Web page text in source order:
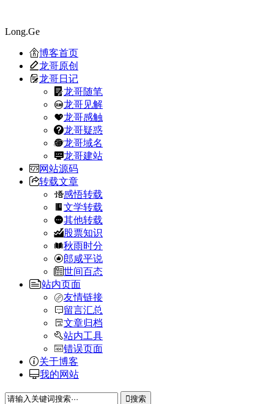
Long.Ge
博客首页
龙哥原创
龙哥日记
龙哥随笔
龙哥见解
龙哥感触
龙哥疑惑
龙哥域名
龙哥建站
网站源码
转载文章
感悟转载
文学转载
其他转载
股票知识
秋雨时分
郎咸平说
世间百态
站内页面
友情链接
留言汇总
文章归档
站内工具
错误页面
关于博客
我的网站
搜索